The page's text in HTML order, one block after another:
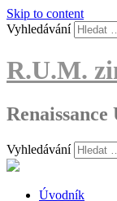
Skip to content
Vyhledávání
R.U.M.
Vyhledávání
Úvodník